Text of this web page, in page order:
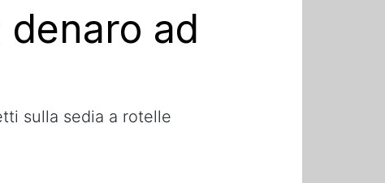
ad
sulla sedia a rotelle